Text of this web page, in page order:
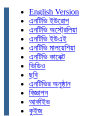
English Version
এনটিভি ইউরোপ
এনটিভি অস্ট্রেলিয়া
এনটিভি ইউএই
এনটিভি মালয়েশিয়া
এনটিভি কানেক্ট
ভিডিও
ছবি
এনটিভির অনুষ্ঠান
বিজ্ঞাপন
আর্কাইভ
কুইজ